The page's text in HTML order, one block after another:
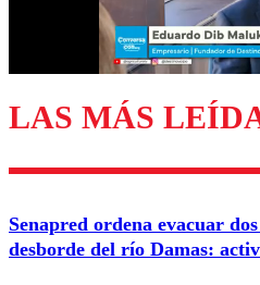
LAS MÁS
Senapred ordena evacuar
desborde del río Damas: